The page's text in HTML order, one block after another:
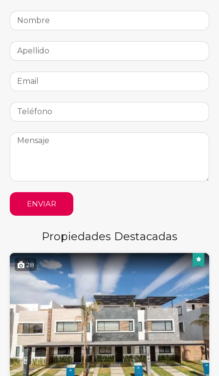
ENVIAR
Propiedades Destacadas
28